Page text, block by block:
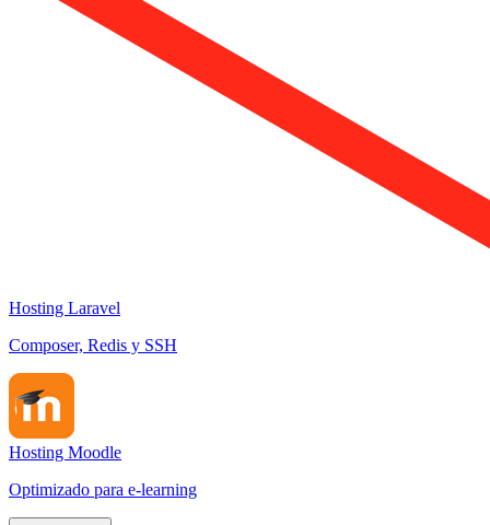
Hosting Laravel
Composer, Redis y SSH
Hosting Moodle
Optimizado para e-learning